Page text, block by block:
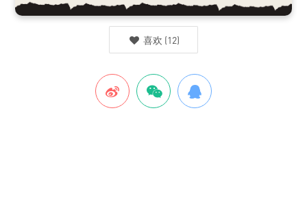
喜欢 (12)